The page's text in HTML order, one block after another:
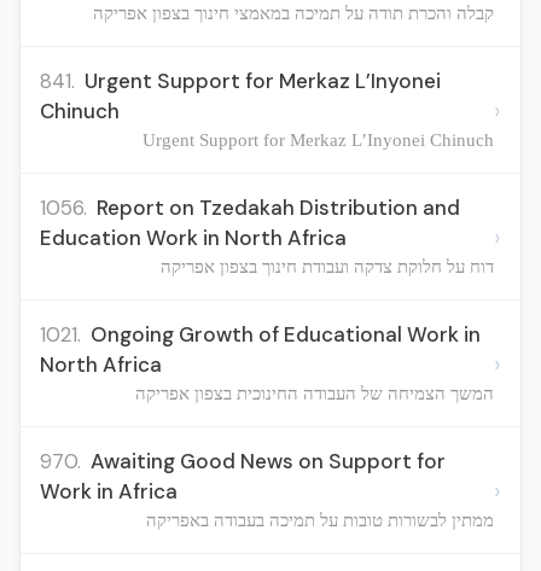
קבלה והכרת תודה על תמיכה במאמצי חינוך בצפון אפריקה
841. Urgent Support for Merkaz L’Inyonei
Chinuch
Urgent Support for Merkaz L’Inyonei Chinuch
›
1056. Report on Tzedakah Distribution and
Education Work in North Africa
דוח על חלוקת צדקה ועבודת חינוך בצפון אפריקה
›
1021. Ongoing Growth of Educational Work in
North Africa
המשך הצמיחה של העבודה החינוכית בצפון אפריקה
›
970. Awaiting Good News on Support for
Work in Africa
ממתין לבשורות טובות על תמיכה בעבודה באפריקה
›